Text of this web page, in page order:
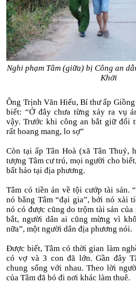
Nghi phạm Tâm (giữa) bị Công an
Khởi
Ông Trịnh Văn Hiếu, Bí thư ấp
biết: “Ở đây chưa từng xảy ra vụ
vậy. Trước khi công an bắt giữ đối
rất hoang mang, lo sợ”
Còn tại ấp Tân Hoà (xã Tân Thuỷ,
tượng Tâm cư trú, mọi người cho
bất hảo tại địa phương.
Tâm có tiền án về tội cướp tài sản.
nó bằng Tâm “đại gia”, bởi nó xài
nó có được cũng do trộm tài sản
bắt, người dân ai cũng mừng vì
nữa”, một người dân địa phương nói.
Được biết, Tâm có thời gian làm
có vợ và 3 con đã lớn. Gần đây
chung sống với nhau. Theo lời
của Tâm đã bỏ đi nơi khác làm thuê.